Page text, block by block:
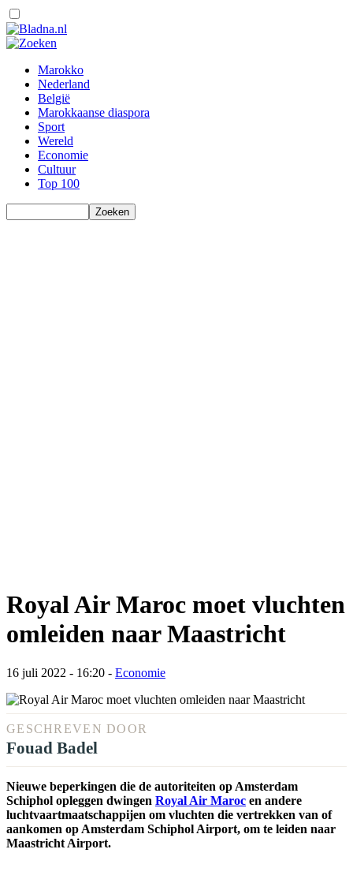
Marokko
Nederland
België
Marokkaanse diaspora
Sport
Wereld
Economie
Cultuur
Top 100
Royal Air Maroc moet vluchten
omleiden naar Maastricht
16 juli 2022 - 16:20 - Economie
GESCHREVEN DOOR
Fouad Badel
Nieuwe beperkingen die de autoriteiten op Amsterdam
Schiphol opleggen dwingen Royal Air Maroc en andere
luchtvaartmaatschappijen om vluchten die vertrekken van of
aankomen op Amsterdam Schiphol Airport, om te leiden naar
Maastricht Airport.